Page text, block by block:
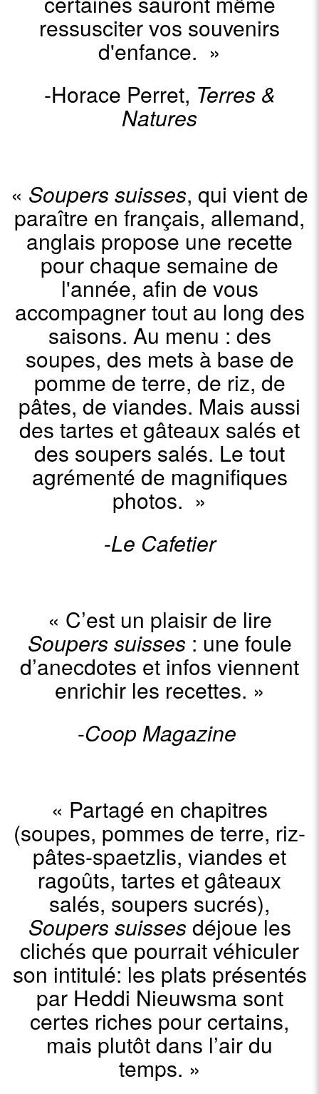
ressusciter vos souvenirs
d'enfance. »
-Horace Perret, Terres &
Natures
« Soupers suisses, qui vient de
paraître en français, allemand,
anglais propose une recette
pour chaque semaine de
l'année, afin de vous
accompagner tout au long des
saisons. Au menu : des
soupes, des mets à base de
pomme de terre, de riz, de
pâtes, de viandes. Mais aussi
des tartes et gâteaux salés et
des soupers salés. Le tout
agrémenté de magnifiques
photos. »
-Le Cafetier
« C’est un plaisir de lire
Soupers suisses : une foule
d’anecdotes et infos viennent
enrichir les recettes. »
-Coop Magazine
« Partagé en chapitres
(soupes, pommes de terre, riz-
pâtes-spaetzlis, viandes et
ragoûts, tartes et gâteaux
salés, soupers sucrés),
Soupers suisses déjoue les
clichés que pourrait véhiculer
son intitulé: les plats présentés
par Heddi Nieuwsma sont
certes riches pour certains,
mais plutôt dans l’air du
temps. »